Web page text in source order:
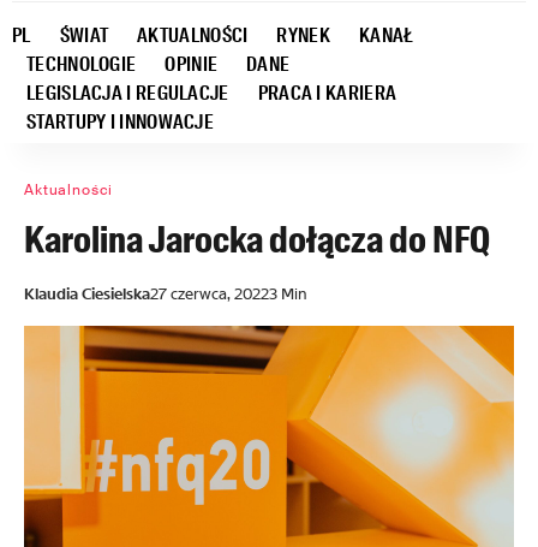
PL ŚWIAT AKTUALNOŚCI RYNEK
KANAŁ
TECHNOLOGIE
OPINIE
DANE
LEGISLACJA I REGULACJE
PRACA I KARIERA
STARTUPY I INNOWACJE
Aktualności
Karolina Jarocka dołącza do NFQ
Klaudia Ciesielska27 czerwca, 20223 Min